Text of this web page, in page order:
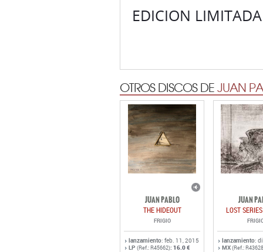
EDICION
OTROS DISCOS DEJUAN
JUAN PABLO
THE HIDEOUT
FRIGIO
lanzamiento: feb. 11, 2015
LP (Ref.: R45662): 16.0 €
JUAN
LOST
lanzamiento:
MX(Ref.: